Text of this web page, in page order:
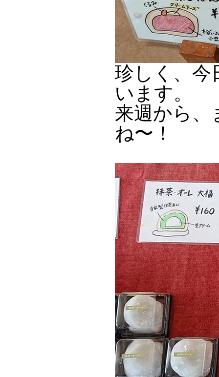
珍しく、今
います。
来週から、
ね〜！